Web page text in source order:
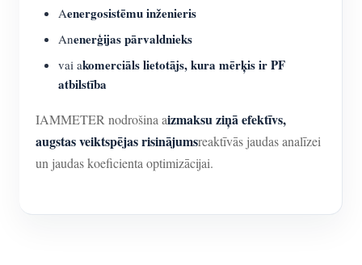
Aenergosistēmu inženieris
Anenerģijas pārvaldnieks
vai akomerciāls lietotājs, kura mērķis ir PF
atbilstība
IAMMETER nodrošina aizmaksu ziņā efektīvs,
augstas veiktspējas risinājumsreaktīvās jaudas analīzei
un jaudas koeficienta optimizācijai.